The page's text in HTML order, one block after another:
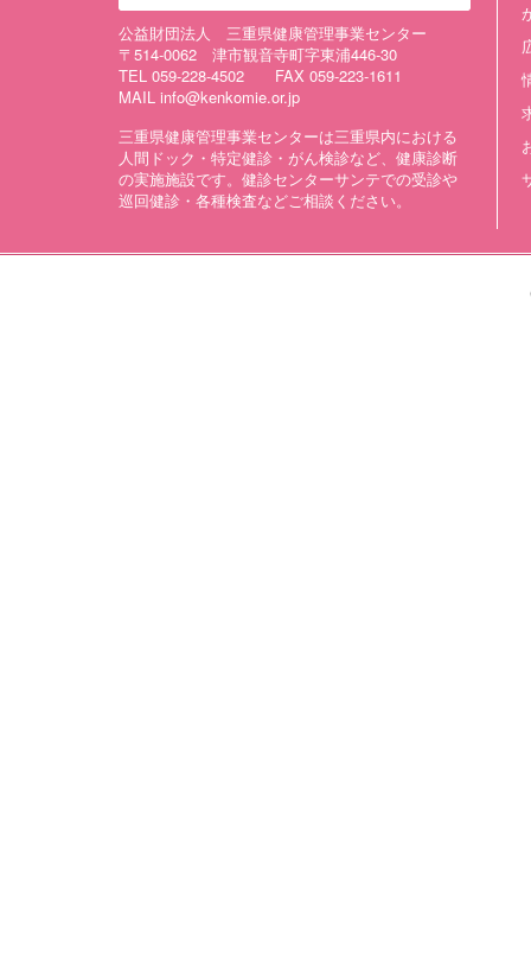
公益財団法人 三重県健康管理事業センター
〒514-0062 津市観音寺町字東浦446-30
TEL 059-228-4502 FAX 059-223-1611
MAIL info@kenkomie.or.jp
三重県健康管理事業センターは三重県内における
人間ドック・特定健診・がん検診など、健康診断
の実施施設です。健診センターサンテでの受診や
巡回健診・各種検査などご相談ください。